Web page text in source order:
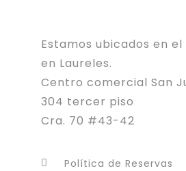
Estamos ubicados en
en Laureles.
Centro comercial San
304 tercer piso
Cra. 70 #43-42
Política de Reservas